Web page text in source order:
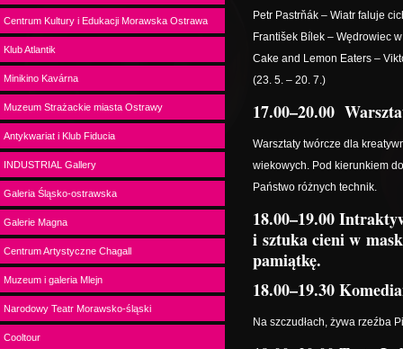
Centrum Kultury i Edukacji Morawska Ostrawa
Klub Atlantik
Minikino Kavárna
Muzeum Strażackie miasta Ostrawy
Antykwariat i Klub Fiducia
INDUSTRIAL Gallery
Galeria Śląsko-ostrawska
Galerie Magna
Centrum Artystyczne Chagall
Muzeum i galeria Mlejn
Narodowy Teatr Morawsko-śląski
Cooltour
Petr Pastrňák – Wiatr faluje
František Bílek – Wędrowiec
Cake and Lemon Eaters –
(23. 5. – 20. 7.)
17.00–20.00
Warsztaty twórcze dla
wiekowych. Pod kierunkiem
Państwo różnych technik.
18.00–19.00
i sztuka cieni w
pamiątkę.
18.00–19.30
Na szczudłach, żywa rzeźba